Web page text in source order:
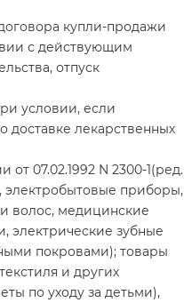
купли-продажи
с действующим
отпуск
условии, если
доставке лекарственных
07.02.1992 N 2300-1(ред.
электробытовые приборы,
волос, медицинские
электрические зубные
покровами); товары
и других
по уходу за детьми),